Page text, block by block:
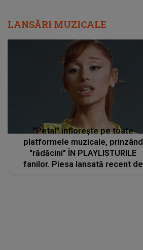
LANSĂRI MUZICALE
"Petal" înflorește pe toate
platformele muzicale, prinzând
"rădăcini" ÎN PLAYLISTURILE
fanilor. Piesa lansată recent de